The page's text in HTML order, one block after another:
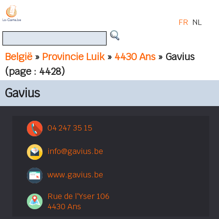
België » Provincie Luik» 4430 Ans » Gavius
(page : 4428)
FR NL
Gavius
04 247 35 15
info@gavius.be
www.gavius.be
Rue de l'Yser 106
4430 Ans